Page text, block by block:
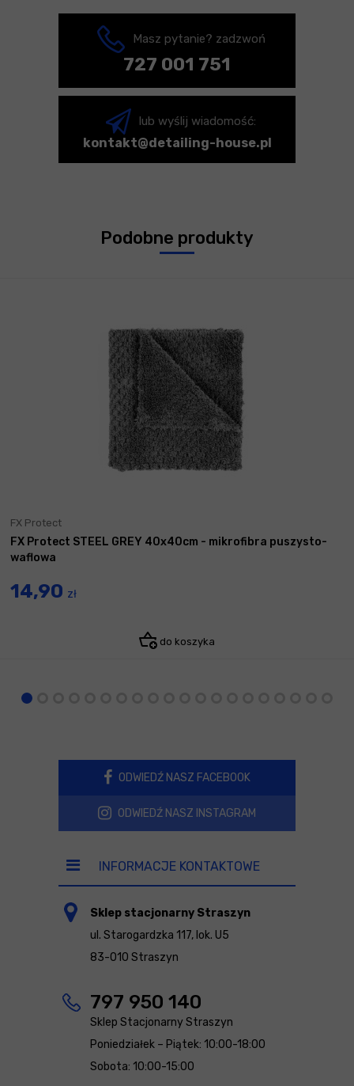
Masz pytanie? zadzwoń
727 001 751
lub wyślij wiadomość:
kontakt@detailing-house.pl
Podobne produkty
FX Protect
FX Protect STEEL GREY 40x40cm - mikrofibra puszysto-
waflowa
14,90 zł
do koszyka
ODWIEDŹ NASZ FACEBOOK
ODWIEDŹ NASZ INSTAGRAM
INFORMACJE KONTAKTOWE
Sklep stacjonarny Straszyn
ul. Starogardzka 117, lok. U5
83-010 Straszyn
797 950 140
Sklep Stacjonarny Straszyn
Poniedziałek – Piątek: 10:00-18:00
Sobota: 10:00-15:00